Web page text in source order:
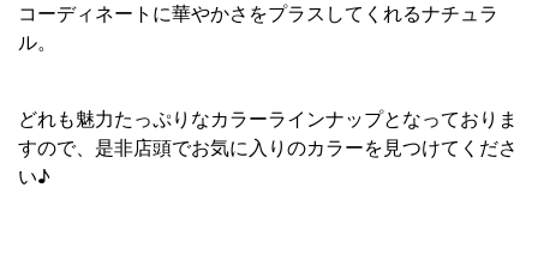
コーディネートに華やかさをプラスしてくれるナチュラ
ル。
どれも魅力たっぷりなカラーラインナップとなっておりま
すので、是非店頭でお気に入りのカラーを見つけてくださ
い♪